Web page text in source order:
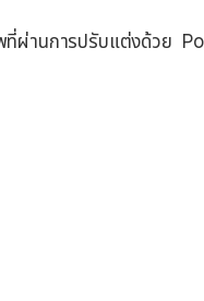
ที่ผ่านการปรับแต่งด้วย